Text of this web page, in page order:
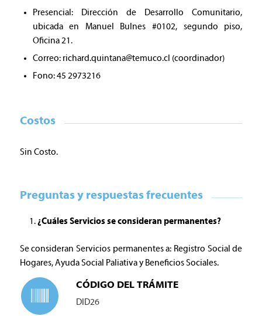
Presencial: Dirección de Desarrollo Comunitario,
ubicada en Manuel Bulnes #0102, segundo piso,
Oficina 21.
Correo: richard.quintana@temuco.cl (coordinador)
Fono: 45 2973216
Costos
Sin Costo.
Preguntas y respuestas frecuentes
¿Cuáles Servicios se consideran permanentes?
Se consideran Servicios permanentes a: Registro Social de
Hogares, Ayuda Social Paliativa y Beneficios Sociales.
CÓDIGO DEL TRÁMITE
DID26